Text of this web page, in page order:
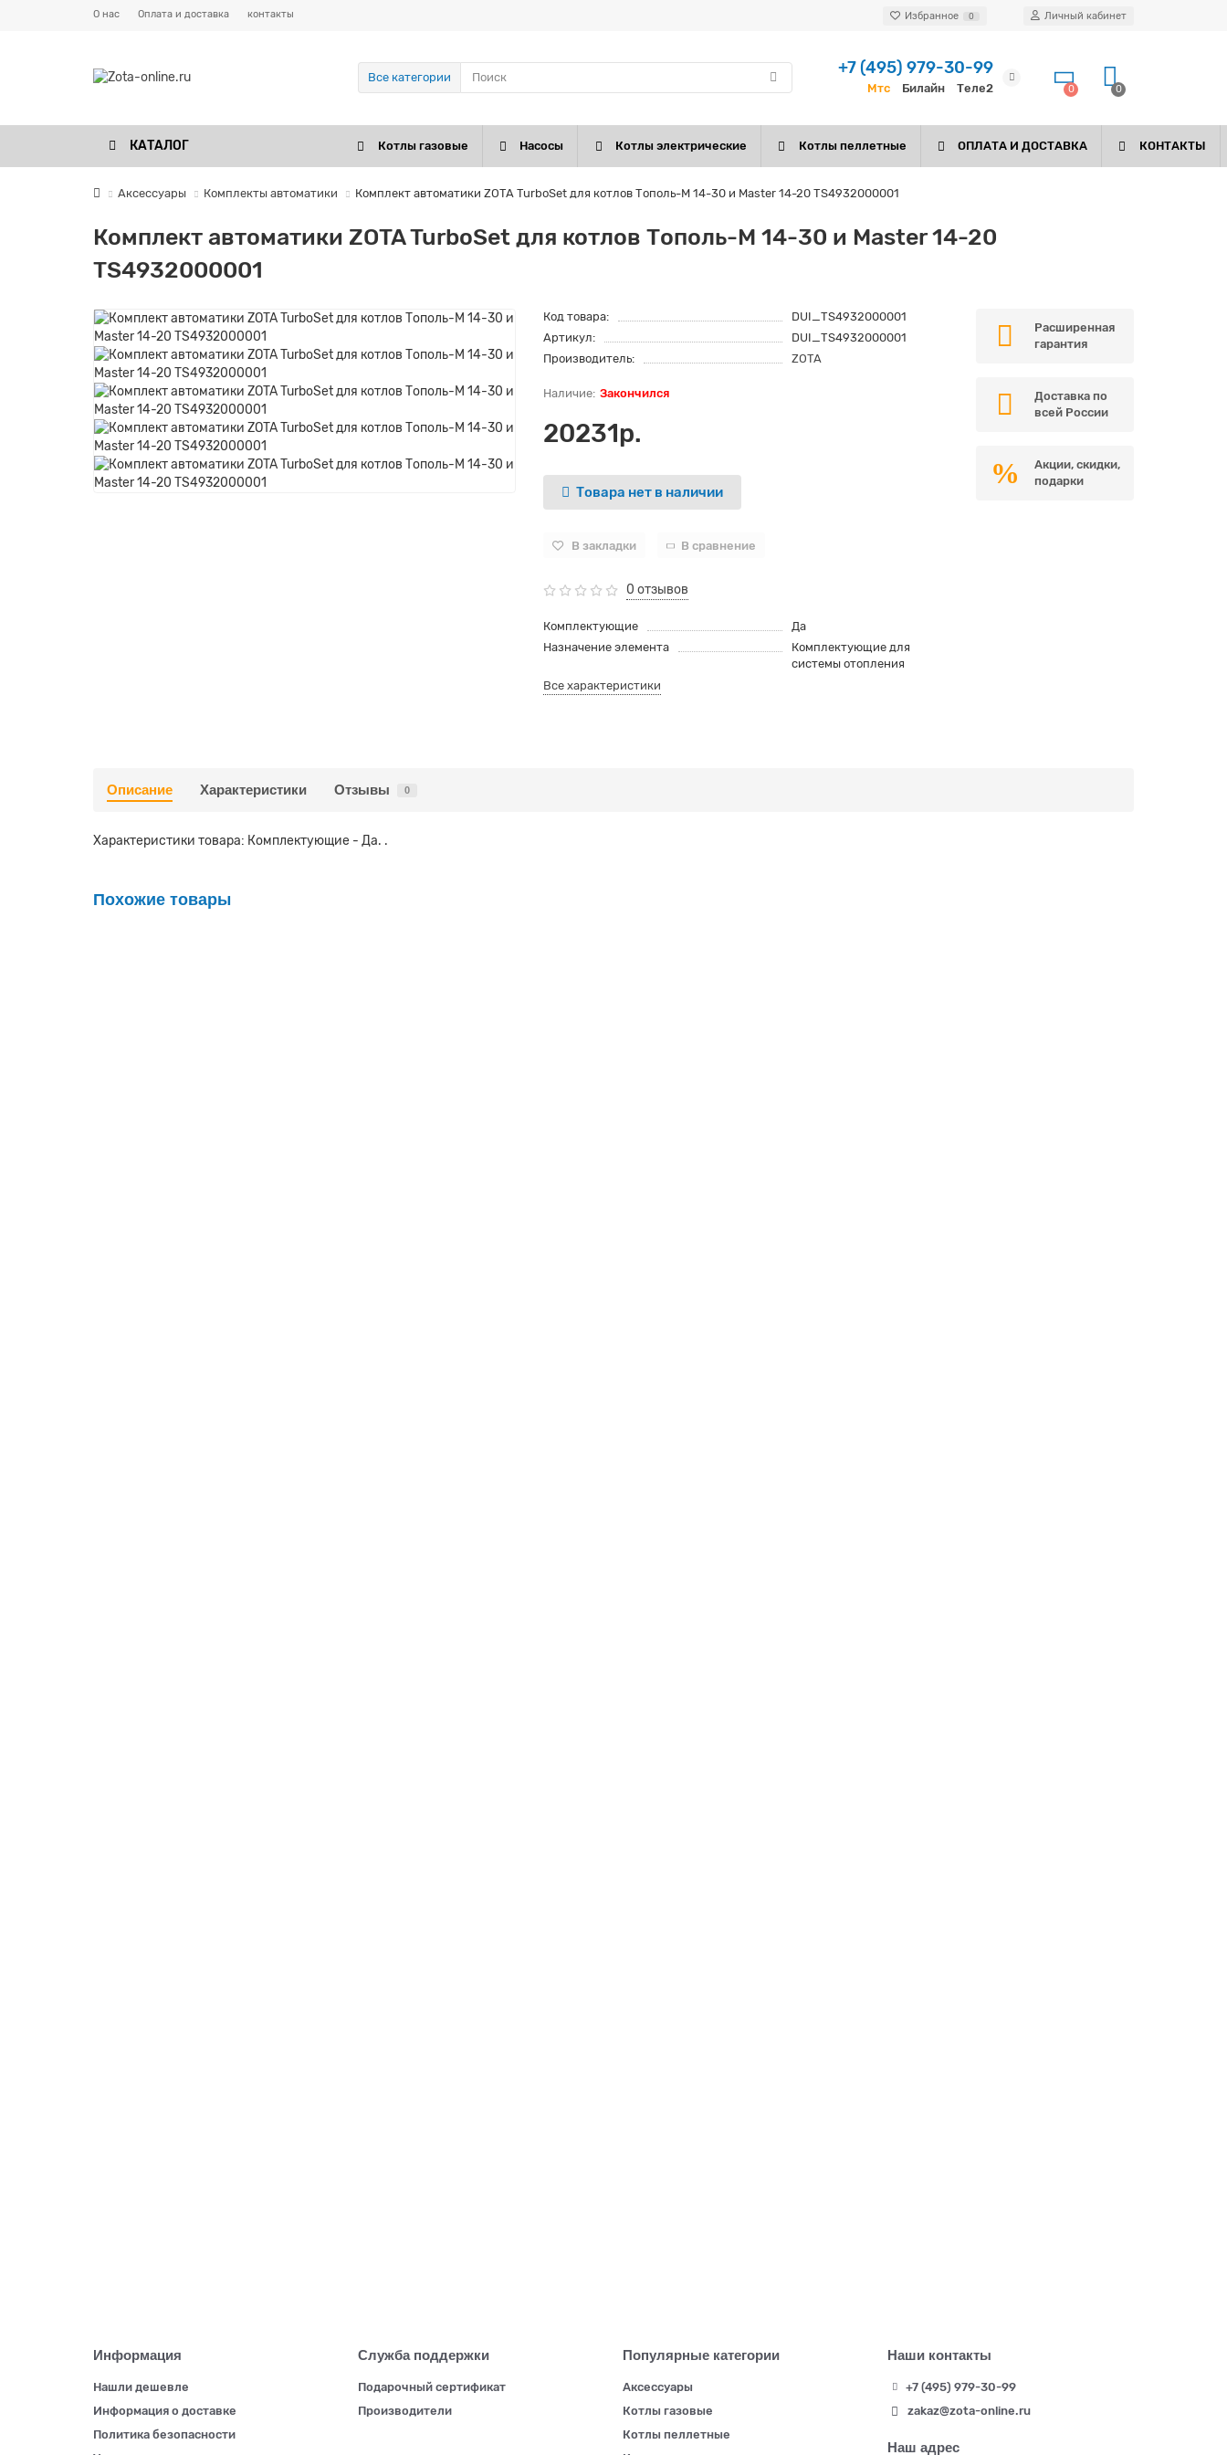
О нас Оплата и доставка контакты Избранное 0 Личный кабинет
Все категории
+7 (495) 979-30-99
Мтс Билайн Теле2 0 0
КАТАЛОГ Котлы газовые Насосы Котлы электрические Котлы пеллетные ОПЛАТА И ДОСТАВКА КОНТАКТЫ
Аксессуары Комплекты автоматики Комплект автоматики ZOTA TurboSet для котлов Тополь-М 14-30 и Master 14-20 TS4932000001
Комплект автоматики ZOTA TurboSet для котлов Тополь-М 14-30 и Master 14-20
TS4932000001
Код товара:
DUI_TS4932000001
Артикул:
DUI_TS4932000001
Производитель:
ZOTA
Закончился
20231р.
Товара нет в наличии
В закладки В сравнение
0 отзывов
Комплектующие
Да
Назначение элемента
Комплектующие для
системы отопления
Все характеристики
Расширенная
гарантия
Доставка по
всей России
Акции, скидки,
подарки
Описание Характеристики Отзывы 0
Характеристики товара: Комплектующие - Да. .
Похожие товары
Информация
Нашли дешевле
Информация о доставке
Политика безопасности
Служба поддержки
Подарочный сертификат
Производители
Популярные категории
Аксессуары
Котлы газовые
Котлы пеллетные
Наши контакты
+7 (495) 979-30-99
zakaz@zota-online.ru
Наш адрес